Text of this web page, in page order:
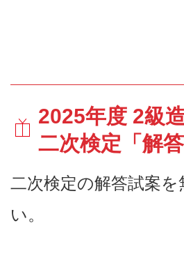
2025年度 2級
二次検定「解
二次検定の解答試案
い。